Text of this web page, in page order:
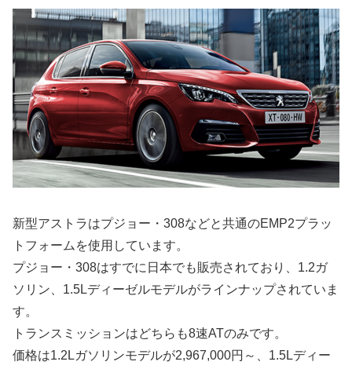
新型アストラはプジョー・308などと共通のEMP2プラッ
トフォームを使用しています。
プジョー・308はすでに日本でも販売されており、1.2ガ
ソリン、1.5Lディーゼルモデルがラインナップされていま
す。
トランスミッションはどちらも8速ATのみです。
価格は1.2Lガソリンモデルが2,967,000円～、1.5Lディー